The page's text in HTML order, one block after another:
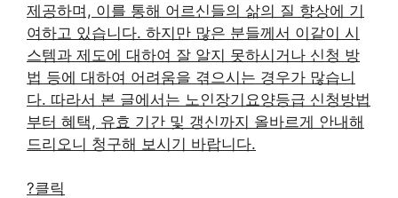
제공하며, 이를 통해 어르신들의 삶의 질 향상에 기
여하고 있습니다. 하지만 많은 분들께서 이같이 시
스템과 제도에 대하여 잘 알지 못하시거나 신청 방
법 등에 대하여 어려움을 겪으시는 경우가 많습니
다. 따라서 본 글에서는 노인장기요양등급 신청방법
부터 혜택, 유효 기간 및 갱신까지 올바르게 안내해
드리오니 청구해 보시기 바랍니다.
?클릭